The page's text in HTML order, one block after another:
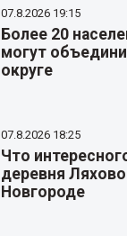
07.8.2026 19:15
Более 20
могут
округе
07.8.2026 18:25
Что
деревня
Новгороде